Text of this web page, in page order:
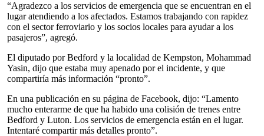
“Agradezco a los servicios de emergencia que se encuentran en el
lugar atendiendo a los afectados. Estamos trabajando con rapidez
con el sector ferroviario y los socios locales para ayudar a los
pasajeros”, agregó.
El diputado por Bedford y la localidad de Kempston, Mohammad
Yasin, dijo que estaba muy apenado por el incidente, y que
compartiría más información “pronto”.
En una publicación en su página de Facebook, dijo: “Lamento
mucho enterarme de que ha habido una colisión de trenes entre
Bedford y Luton. Los servicios de emergencia están en el lugar.
Intentaré compartir más detalles pronto”.